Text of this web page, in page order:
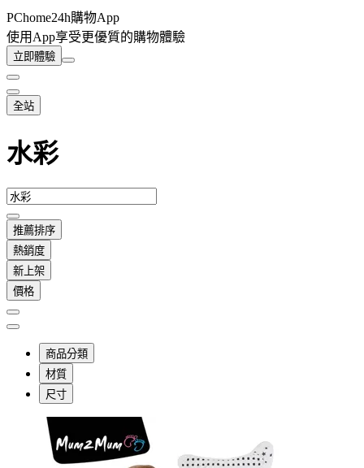
PChome24h購物App
使用App享受更優質的購物體驗
立即體驗
全站
水彩
推薦排序
熱銷度
新上架
價格
商品分類
材質
尺寸